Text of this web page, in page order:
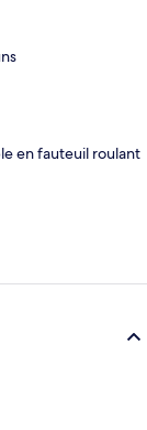
en fauteuil roulant